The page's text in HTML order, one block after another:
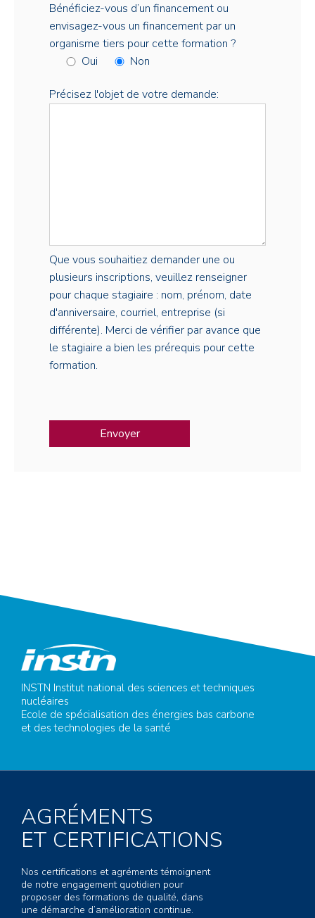
Bénéficiez-vous d’un financement ou
envisagez-vous un financement par un
organisme tiers pour cette formation ?
Oui
Non
Précisez l'objet de votre demande:
Que vous souhaitiez demander une ou
plusieurs inscriptions, veuillez renseigner
pour chaque stagiaire : nom, prénom, date
d'anniversaire, courriel, entreprise (si
différente). Merci de vérifier par avance que
le stagiaire a bien les prérequis pour cette
formation.
INSTN Institut national des sciences et techniques
nucléaires
Ecole de spécialisation des énergies bas carbone
et des technologies de la santé
AGRÉMENTS
ET CERTIFICATIONS
Nos certifications et agréments témoignent
de notre engagement quotidien pour
proposer des formations de qualité, dans
une démarche d’amélioration continue.